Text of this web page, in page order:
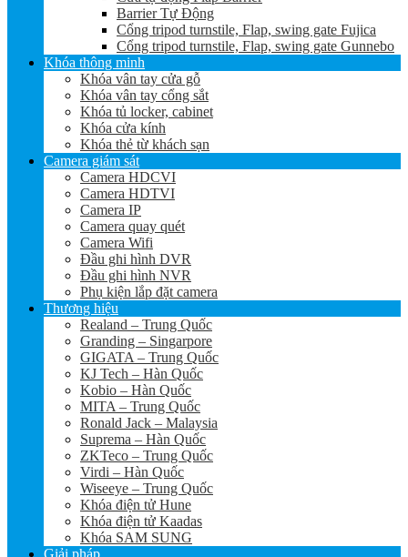
Barrier Tự Động
Cổng tripod turnstile, Flap, swing gate Fujica
Cổng tripod turnstile, Flap, swing gate Gunnebo
Khóa thông minh
Khóa vân tay cửa gỗ
Khóa vân tay cổng sắt
Khóa tủ locker, cabinet
Khóa cửa kính
Khóa thẻ từ khách sạn
Camera giám sát
Camera HDCVI
Camera HDTVI
Camera IP
Camera quay quét
Camera Wifi
Đầu ghi hình DVR
Đầu ghi hình NVR
Phụ kiện lắp đặt camera
Thương hiệu
Realand – Trung Quốc
Granding – Singarpore
GIGATA – Trung Quốc
KJ Tech – Hàn Quốc
Kobio – Hàn Quốc
MITA – Trung Quốc
Ronald Jack – Malaysia
Suprema – Hàn Quốc
ZKTeco – Trung Quốc
Virdi – Hàn Quốc
Wiseeye – Trung Quốc
Khóa điện tử Hune
Khóa điện tử Kaadas
Khóa SAM SUNG
Giải pháp